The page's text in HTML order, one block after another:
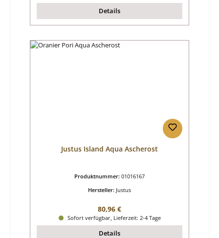
Details
Justus Island Aqua Ascherost
Produktnummer: 01016167
Hersteller: Justus
Regulärer Preis:
80,96 €
Sofort verfügbar, Lieferzeit: 2-4 Tage
Details